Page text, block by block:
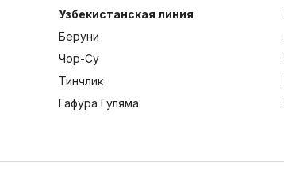
Узбекистанская линия
Беруни
Чор-Су
Тинчлик
Гафура Гуляма